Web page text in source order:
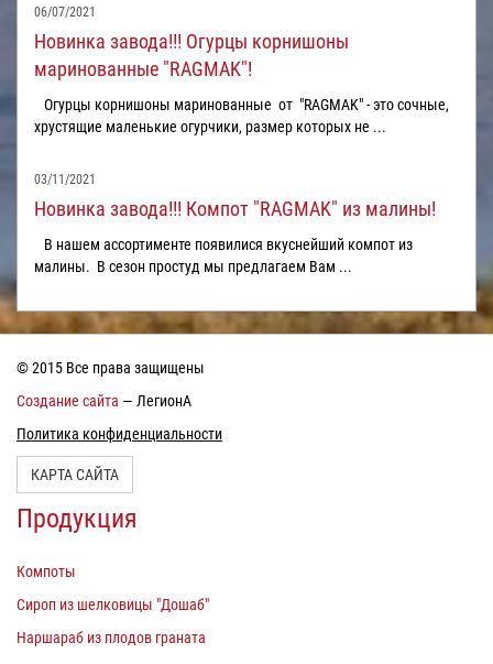
06/07/2021
Новинка завода!!! Огурцы корнишоны
маринованные "RAGMAK"!
Огурцы корнишоны маринованные от "RAGMAK" - это сочные,
хрустящие маленькие огурчики, размер которых не ...
03/11/2021
Новинка завода!!! Компот "RAGMAK" из малины!
В нашем ассортименте появилися вкуснейший компот из
малины. В сезон простуд мы предлагаем Вам ...
© 2015 Все права защищены
Создание сайта — ЛегионА
Политика конфиденциальности
КАРТА САЙТА
Продукция
Компоты
Сироп из шелковицы "Дошаб"
Наршараб из плодов граната